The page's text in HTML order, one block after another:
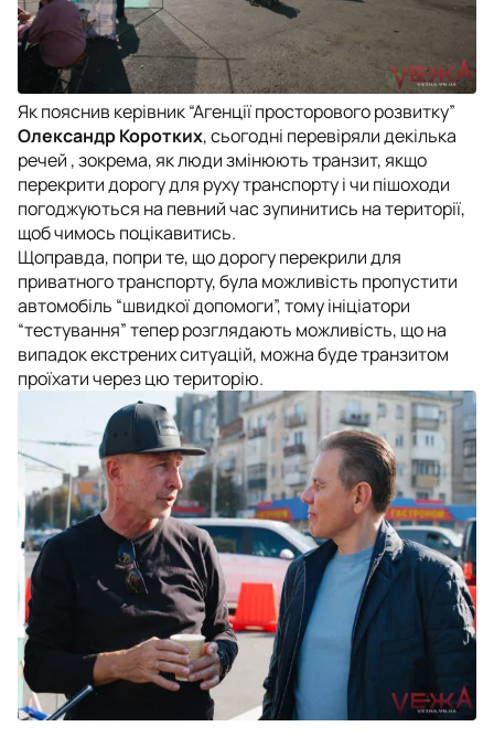
Як пояснив керівник “Агенції просторового розвитку”
Олександр Коротких, сьогодні перевіряли декілька
речей , зокрема, як люди змінюють транзит, якщо
перекрити дорогу для руху транспорту і чи пішоходи
погоджуються на певний час зупинитись на території,
щоб чимось поцікавитись.
Щоправда, попри те, що дорогу перекрили для
приватного транспорту, була можливість пропустити
автомобіль “швидкої допомоги”, тому ініціатори
“тестування” тепер розглядають можливість, що на
випадок екстрених ситуацій, можна буде транзитом
проїхати через цю територію.